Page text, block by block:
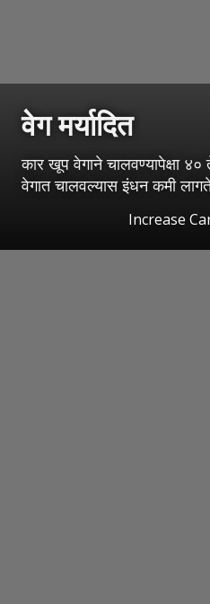
वेग मर्यादित
कार खूप वेगाने चालवण्यापेक्षा
वेगात चालवल्यास इंधन कमी
Increase